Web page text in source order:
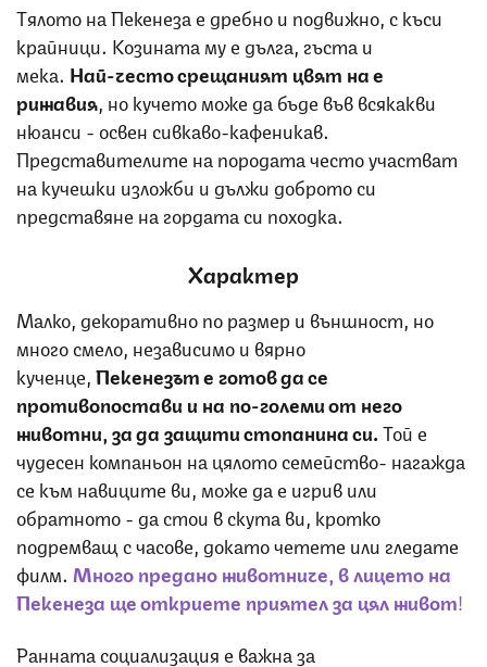
Тялото на Пекенеза е дребно и подвижно, с къси
крайници. Козината му е дълга, гъста и
мека. Най-често срещаният цвят на е
рижавия , но кучето може да бъде във всякакви
нюанси - освен сивкаво-кафеникав.
Представителите на породата често участват
на кучешки изложби и дължи доброто си
представяне на гордата си походка.
Характер
Малко, декоративно по размер и външност, но
много смело, независимо и вярно
кученце, Пекенезът е готов да се
противопостави и на по-големи от него
животни, за да защити стопанина си.Той е
чудесен компаньон на цялото семейство- нагажда
се към навиците ви, може да е игрив или
обратното - да стои в скута ви, кротко
подремващ с часове, докато четете или гледате
филм. Много предано животниче, в лицето на
Пекенеза ще откриете приятел за цял живот!
Ранната социализация е важна за